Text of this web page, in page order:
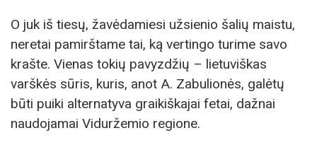
O juk iš tiesų, žavėdamiesi užsienio šalių maistu,
neretai pamirštame tai, ką vertingo turime savo
krašte. Vienas tokių pavyzdžių – lietuviškas
varškės sūris, kuris, anot A. Zabulionės, galėtų
būti puiki alternatyva graikiškajai fetai, dažnai
naudojamai Viduržemio regione.